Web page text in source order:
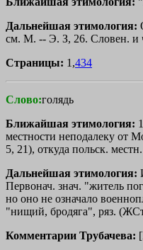
Дальнейшая этимология:
см. М. -- Э. З, 26. Словен. и
Страницы: 1,434
Слово:голядь
Ближайшая этимология:
местности неподалеку от
5, 21), откуда польск.
Дальнейшая этимология:
Первонач. знач. "житель
но оно не означало
"нищий, бродяга", ряз.
Комментарии Трубачева: